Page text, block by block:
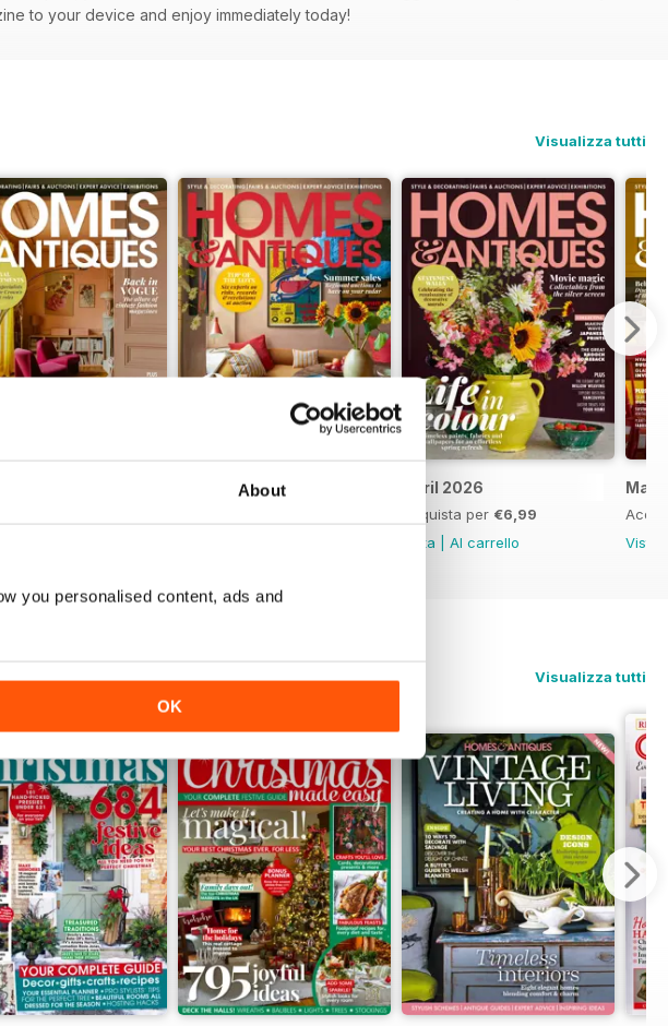
About
you personalised content, ads and
OK
to your device and enjoy immediately today!
Visualizza tutti
May 2026 April 2026
Acquista per €6,99
Vista
Al carrello
Vista
Visualizza tutti